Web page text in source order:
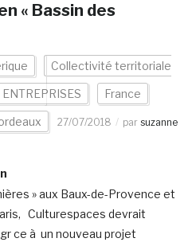
« Bassin des
Collectivité territoriale
ENTREPRISES France
27/07/2018 par suzanne
» aux Baux-de-Provence et
Culturespaces devrait
ce à un nouveau projet